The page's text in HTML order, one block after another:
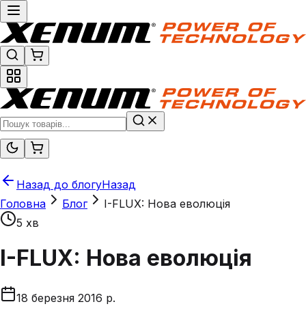
Назад до блогуНазад
Головна
Блог
I-FLUX: Нова еволюція
5 хв
I-FLUX: Нова еволюція
18 березня 2016 р.